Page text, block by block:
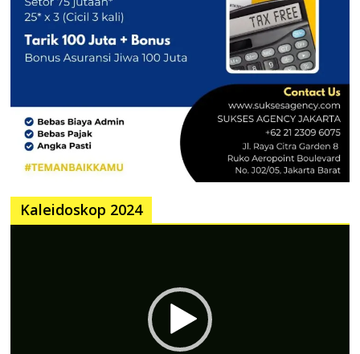
Kaleidoskop 2024